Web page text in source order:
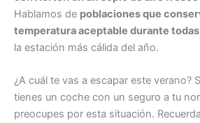
Hablamos de poblaciones que
temperatura aceptable durante todas
la estación más cálida del año.
¿A cuál te vas a escapar este verano?
tienes un coche con un seguro a tu
preocupes por esta situación.